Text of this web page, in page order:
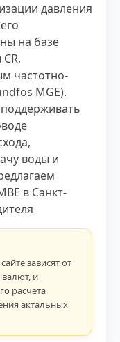
давления
на базе
частотно-
MGE).
воды и
в Санкт-
зависят от
валют, и
расчета
актальных